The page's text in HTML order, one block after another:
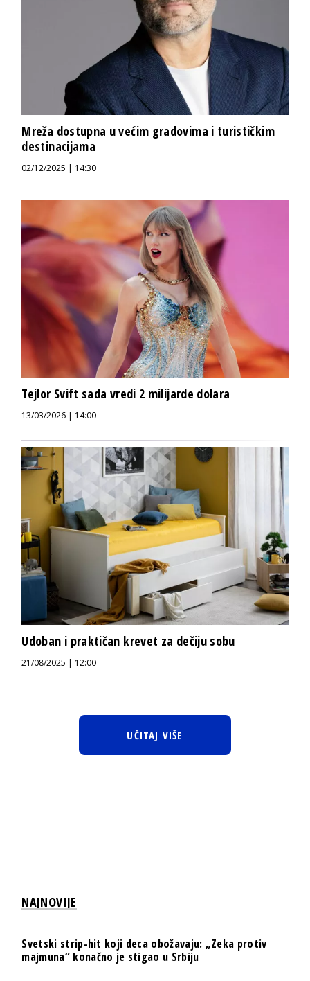
Mreža dostupna u većim gradovima i turističkim
destinacijama
02/12/2025 | 14:30
Tejlor Svift sada vredi 2 milijarde dolara
13/03/2026 | 14:00
Udoban i praktičan krevet za dečiju sobu
21/08/2025 | 12:00
UČITAJ VIŠE
NAJNOVIJE
Svetski strip-hit koji deca obožavaju: „Zeka protiv
majmuna“ konačno je stigao u Srbiju